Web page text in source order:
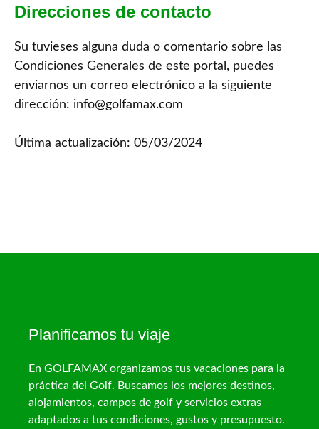
Direcciones de contacto
Su tuvieses alguna duda o comentario sobre las
Condiciones Generales de este portal, puedes
enviarnos un correo electrónico a la siguiente
dirección: info@golfamax.com
Última actualización: 05/03/2024
Planificamos tu viaje
En GOLFAMAX organizamos tus vacaciones para la
práctica del Golf. Buscamos los mejores destinos,
alojamientos, campos de golf y servicios extras
adaptados a tus condiciones, gustos y presupuesto.